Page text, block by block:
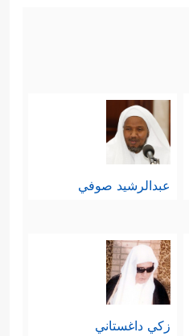
عبدالرشيد صوفي
زكي داغستاني